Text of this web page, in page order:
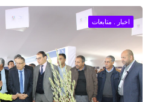
اخبار . متابعات